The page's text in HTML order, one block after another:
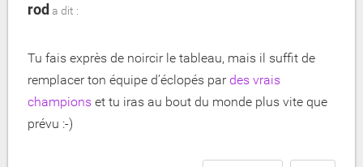
rod a dit :
Tu fais exprès de noircir le tableau, mais il suffit de
remplacer ton équipe d’éclopés par des vrais
champions et tu iras au bout du monde plus vite que
prévu :-)